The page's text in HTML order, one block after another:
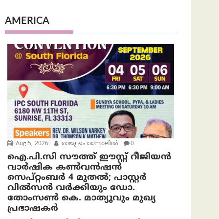
AMERICA
Aug 5, 2026 രാജു പൊന്നോലിൽ 0
ഐ.പി.സി സൗത്ത് ഈസ്റ്റ് റീജിയൻ
വാർഷിക കൺവൻഷൻ
സെപ്റ്റംബർ 4 മുതൽ; പാസ്റ്റർ
വിൽസൻ വർക്കിയും ഡോ.
തോംസൺ കെ. മാത്യൂവും മുഖ്യ
പ്രഭാഷകർ